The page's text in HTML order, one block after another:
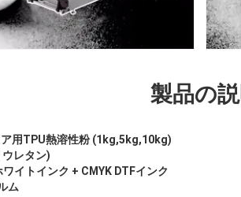
製品の
用TPU熱溶性粉 (1kg,5kg,10kg)
レタン)
ワイトインク + CMYK DTFインク
ム